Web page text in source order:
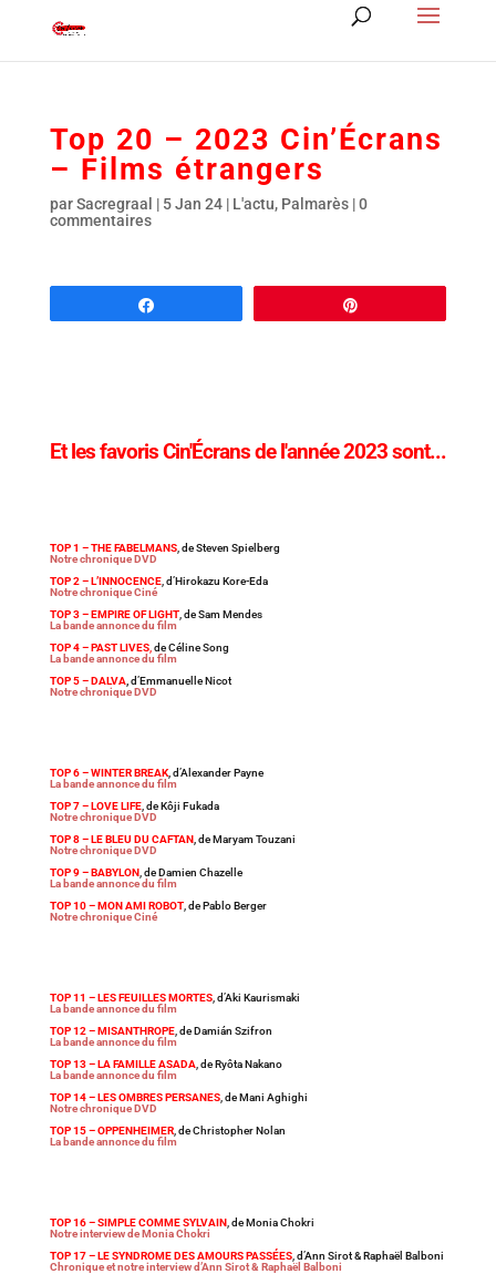
Top 20 – 2023 Cin’Écrans
– Films étrangers
parSacregraal | 5 Jan 24| L'actu, Palmarès|0
commentaires
Et les favoris Cin'Écrans de l'année 2023 sont...
TOP 1 – THE FABELMANS, de Steven Spielberg
Notre chronique DVD
TOP 2 – L’INNOCENCE, d’Hirokazu Kore-Eda
Notre chronique Ciné
TOP 3 – EMPIRE OF LIGHT, de Sam Mendes
La bande annonce du film
TOP 4 – PAST LIVES, de Céline Song
La bande annonce du film
TOP 5 – DALVA, d’Emmanuelle Nicot
Notre chronique DVD
TOP 6 – WINTER BREAK, d’Alexander Payne
La bande annonce du film
TOP 7 – LOVE LIFE, de Kôji Fukada
Notre chronique DVD
TOP 8 – LE BLEU DU CAFTAN, de Maryam Touzani
Notre chronique DVD
TOP 9 – BABYLON, de Damien Chazelle
La bande annonce du film
TOP 10 – MON AMI ROBOT, de Pablo Berger
Notre chronique Ciné
TOP 11 – LES FEUILLES MORTES, d’Aki Kaurismaki
La bande annonce du film
TOP 12 – MISANTHROPE, de Damián Szifron
La bande annonce du film
TOP 13 – LA FAMILLE ASADA, de Ryôta Nakano
La bande annonce du film
TOP 14 – LES OMBRES PERSANES, de Mani Aghighi
Notre chronique DVD
TOP 15 – OPPENHEIMER, de Christopher Nolan
La bande annonce du film
TOP 16 – SIMPLE COMME SYLVAIN, de Monia Chokri
Notre interview de Monia Chokri
TOP 17 – LE SYNDROME DES AMOURS PASSÉES, d’Ann Sirot & Raphaël Balboni
Chronique et notre interview d’Ann Sirot & Raphaël Balboni